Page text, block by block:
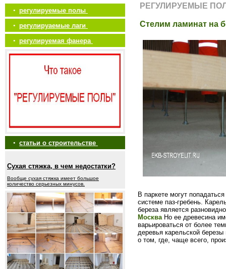
• регулируемые полы
• регулируаемые лаги
• регулируемая фанера
• статьи о строительстве
Сухая стяжка, в чем недостатки?
Вообще сухая стяжка имеет большое
количество серьезных минусов.
РЕГУЛИРУЕМЫЕ
Стелим ламинат на
В паркете могут
системе паз-гребень.
береза является
МоскваНо ее древесина
варьироваться от более
деревья карельской
о том, где, чаще всего,